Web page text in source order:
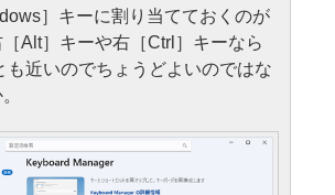
］キーに割り当てておくのが
Alt］キーや右［Ctrl］キーなら
も近いのでちょうどよいのではな